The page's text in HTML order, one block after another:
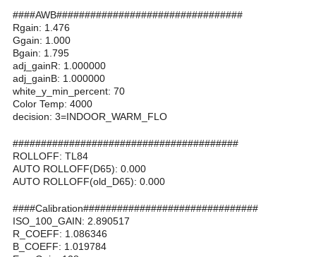
####AWB#################################
Rgain: 1.476
Ggain: 1.000
Bgain: 1.795
adj_gainR: 1.000000
adj_gainB: 1.000000
white_y_min_percent: 70
Color Temp: 4000
decision: 3=INDOOR_WARM_FLO
########################################
ROLLOFF: TL84
AUTO ROLLOFF(D65): 0.000
AUTO ROLLOFF(old_D65): 0.000
####Calibration###############################
ISO_100_GAIN: 2.890517
R_COEFF: 1.086346
B_COEFF: 1.019784